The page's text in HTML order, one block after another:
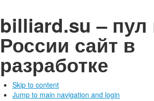
billiard.su – пул
России сайт в
разработке
Skip to content
Jump to main navigation and login